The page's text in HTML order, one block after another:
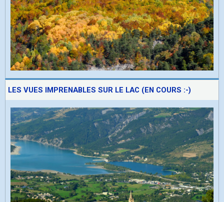
LES VUES IMPRENABLES SUR LE LAC (EN COURS :-)